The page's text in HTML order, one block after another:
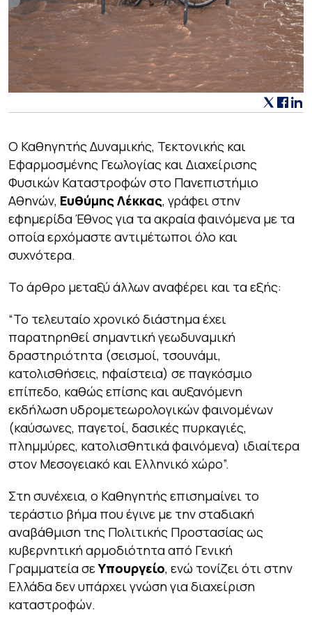
Ο Καθηγητής Δυναμικής, Τεκτονικής και
Εφαρμοσμένης Γεωλογίας και Διαχείρισης
Φυσικών Καταστροφών στο Πανεπιστήμιο
Αθηνών, Ευθύμης Λέκκας, γράφει στην
εφημερίδα Έθνος για τα ακραία φαινόμενα με τα
οποία ερχόμαστε αντιμέτωποι όλο και
συχνότερα.
Το άρθρο μεταξύ άλλων αναφέρει και τα εξής:
“Το τελευταίο χρονικό διάστημα έχει
παρατηρηθεί σημαντική γεωδυναμική
δραστηριότητα (σεισμοί, τσουνάμι,
κατολισθήσεις, ηφαίστεια) σε παγκόσμιο
επίπεδο, καθώς επίσης και αυξανόμενη
εκδήλωση υδρομετεωρολογικών φαινομένων
(καύσωνες, παγετοί, δασικές πυρκαγιές,
πλημμύρες, κατολισθητικά φαινόμενα) ιδιαίτερα
στον Μεσογειακό και Ελληνικό χώρο”.
Στη συνέχεια, ο Καθηγητής επισημαίνει το
τεράστιο βήμα που έγινε με την σταδιακή
αναβάθμιση της Πολιτικής Προστασίας ως
κυβερνητική αρμοδιότητα από Γενική
Γραμματεία σεΥπουργείο, ενώ τονίζει ότι στην
Ελλάδα δεν υπάρχει γνώση για διαχείριση
καταστροφών.